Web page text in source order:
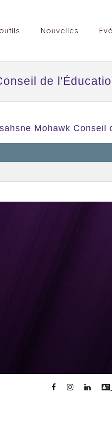
Nouvelles
de
Mohawk Conseil